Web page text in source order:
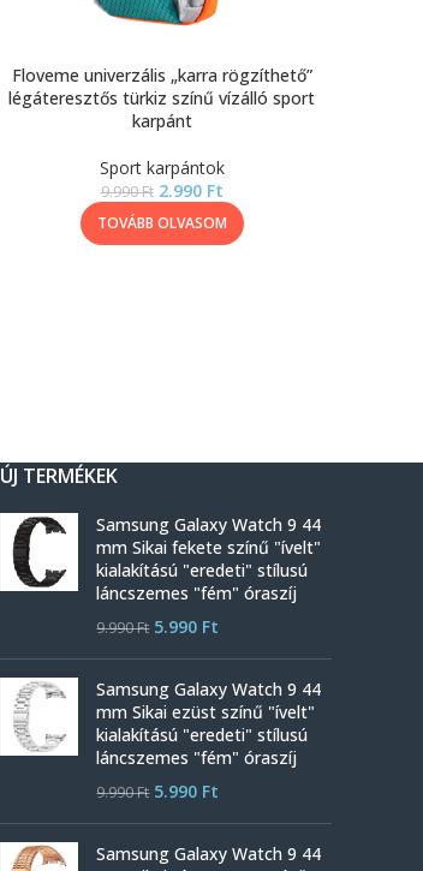
Floveme univerzális „karra rögzíthető”
légáteresztős türkiz színű vízálló sport
karpánt
Sport karpántok
9.990Ft 2.990 Ft
TOVÁBB OLVASOM
ÚJ TERMÉKEK
Samsung Galaxy Watch 9 44
mm Sikai fekete színű "ívelt"
kialakítású "eredeti" stílusú
láncszemes "fém" óraszíj
9.990Ft 5.990 Ft
Samsung Galaxy Watch 9 44
mm Sikai ezüst színű "ívelt"
kialakítású "eredeti" stílusú
láncszemes "fém" óraszíj
9.990Ft 5.990 Ft
Samsung Galaxy Watch 9 44